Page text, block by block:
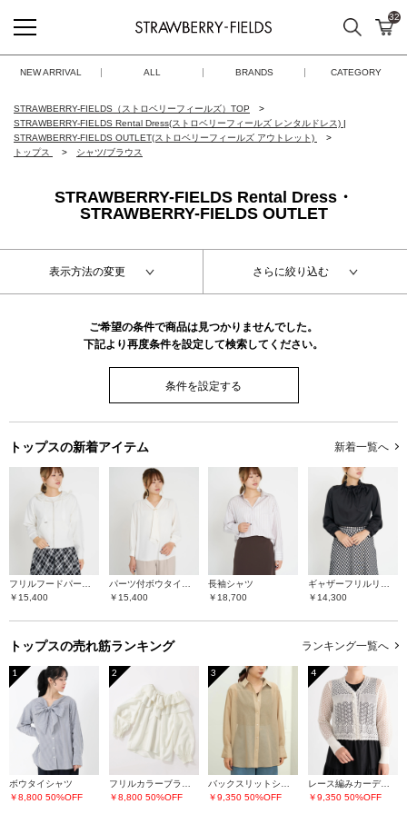
STRAWBERRY-FIELDS
検索 カ
32
NEW ARRIVAL ALL BRANDS CATEGORY
STRAWBERRY-FIELDS（ストロベリーフィールズ）TOP
STRAWBERRY-FIELDS Rental Dress(ストロベリーフィールズ レンタルドレス) |
STRAWBERRY-FIELDS OUTLET(ストロベリーフィールズ アウトレット)
トップス
シャツ/ブラウス
STRAWBERRY-FIELDS Rental Dress・
STRAWBERRY-FIELDS OUTLET
表示方法の変更 さらに絞り込む
ご希望の条件で商品は見つかりませんでした。
下記より再度条件を設定して検索してください。
条件を設定する
トップスの新着アイテム 新着一覧へ
フリルフードパーカー
￥15,400
パーツ付ボウタイブラウス
￥15,400
長袖シャツ
￥18,700
ギャザーフリルリボンブラウス
￥14,300
トップスの売れ筋ランキング ランキング一覧へ
1
ボウタイシャツ
￥8,800 50%OFF
2
￥8,800 50%OFF
3
￥9,350 50%OFF
4
レース編みカーディガン
￥9,350 50%OFF